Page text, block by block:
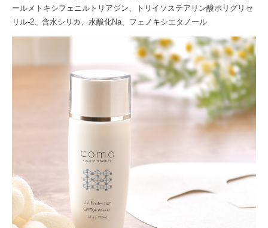
ールメトキシフェニルトリアジン、トリイソステアリン酸ポリグリセ
リル-2、含水シリカ、水酸化Na、フェノキシエタノール